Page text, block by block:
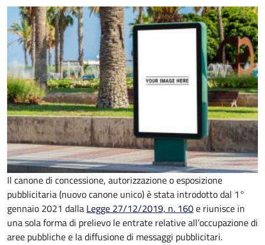
Il canone di concessione, autorizzazione o esposizione
pubblicitaria (nuovo canone unico) è stata introdotto dal 1°
gennaio 2021 dalla Legge 27/12/2019, n. 160e riunisce in
una sola forma di prelievo le entrate relative all’occupazione di
aree pubbliche e la diffusione di messaggi pubblicitari.